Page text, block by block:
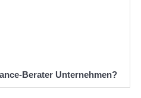
Berater Unternehmen?